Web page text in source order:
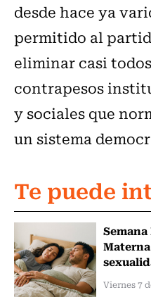
desde hace ya
permitido al
eliminar casi
contrapesos
y sociales que
un sistema
Te puede
Viernes 7